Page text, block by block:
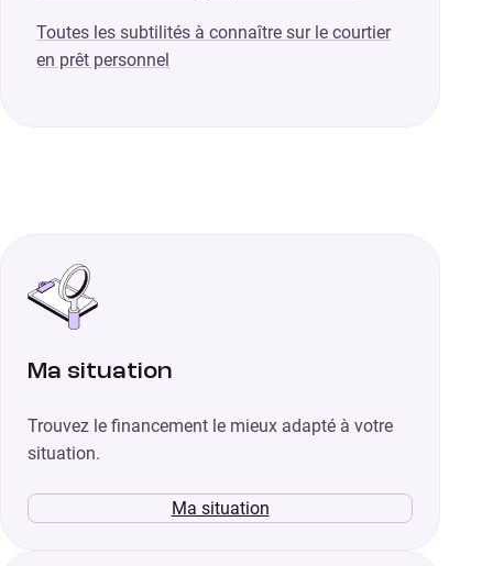
Toutes les subtilités à connaître sur le courtier
en prêt personnel
Ma situation
Trouvez le financement le mieux adapté à votre
situation.
Ma situation